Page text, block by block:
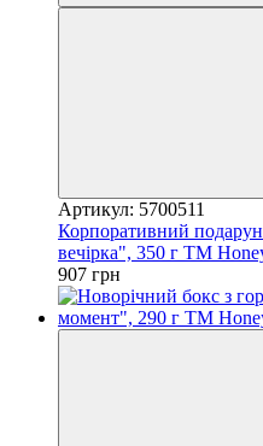
Артикул: 5700511
Корпоративний
вечірка", 350 г ТМ
907 грн